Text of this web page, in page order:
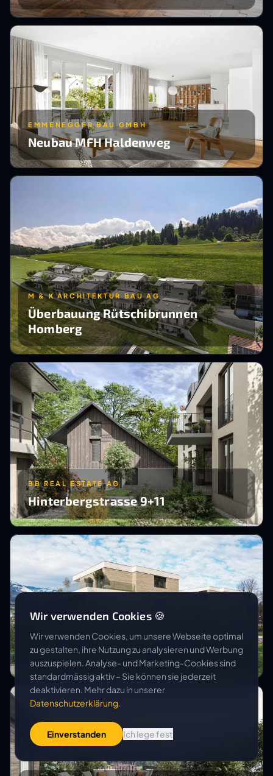
EMMENEGGER BAU GMBH
Neubau MFH Haldenweg
M & K ARCHITEKTUR BAU AG
Überbauung Rütschibrunnen
Homberg
BB REAL ESTATE AG
Hinterbergstrasse 9+11
RUNDUM ARCHITEKTUR AG
Überbauung Sägagass
Wir verwenden Cookies 🍪
Wir verwenden Cookies, um unsere Webseite optimal
zu gestalten, ihre Nutzung zu analysieren und Werbung
auszuspielen. Analyse- und Marketing-Cookies sind
standardmässig aktiv – Sie können sie jederzeit
deaktivieren. Mehr dazu in unserer
Datenschutzerklärung.
Einverstanden Ich lege fest